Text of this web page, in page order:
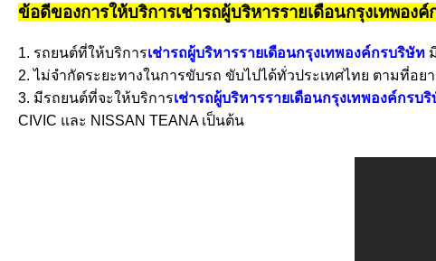
ข้อดีของการให้บริการเช่ารถผู้บริหารรายเดือนกรุงเทพอง
1. รถยนต์ที่ให้บริการเช่ารถผู้บริหารรายเดือนกรุงเทพองค์กรบริษัท
2. ไม่จำกัดระยะทางในการขับรถ ขับไปได้ทั่วประเทศไทย ตามที่อย
3. มีรถยนต์ที่จะให้บริการเช่ารถผู้บริหารรายเดือนกรุงเทพองค์กรบ
CIVIC และ NISSAN TEANA เป็นต้น